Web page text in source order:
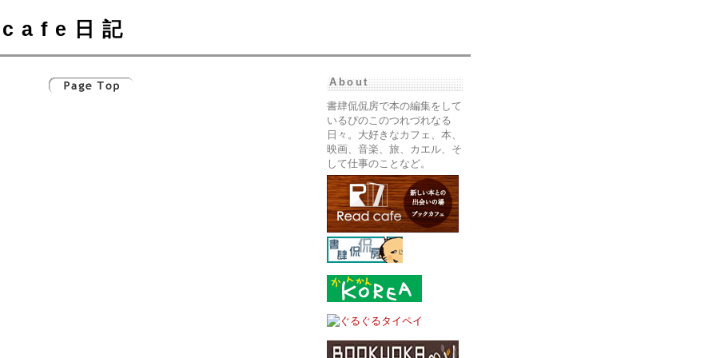
cafe日記
About
書肆侃侃房で本の編集をして
いるぴのこのつれづれなる
日々。大好きなカフェ、本、
映画、音楽、旅、カエル、そ
して仕事のことなど。